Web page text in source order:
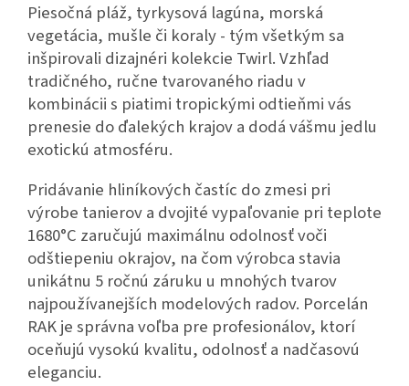
Piesočná pláž, tyrkysová lagúna, morská
vegetácia, mušle či koraly - tým všetkým sa
inšpirovali dizajnéri kolekcie Twirl. Vzhľad
tradičného, ručne tvarovaného riadu v
kombinácii s piatimi tropickými odtieňmi vás
prenesie do ďalekých krajov a dodá vášmu jedlu
exotickú atmosféru.
Pridávanie hliníkových častíc do zmesi pri
výrobe tanierov a dvojité vypaľovanie pri teplote
1680°C zaručujú maximálnu odolnosť voči
odštiepeniu okrajov, na čom výrobca stavia
unikátnu 5 ročnú záruku u mnohých tvarov
najpoužívanejších modelových radov. Porcelán
RAK je správna voľba pre profesionálov, ktorí
oceňujú vysokú kvalitu, odolnosť a nadčasovú
eleganciu.